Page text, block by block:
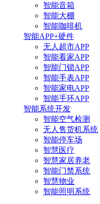
智能音箱
智能大棚
智能咖啡机
智能APP+硬件
无人超市APP
智能看家APP
智能门锁APP
智能手表APP
智能家电APP
智能手环APP
智能系统开发
智能空气检测
无人售货机系统
智能停车场
智慧医疗
智慧家居养老
智能门禁系统
智慧物业
智能照明系统